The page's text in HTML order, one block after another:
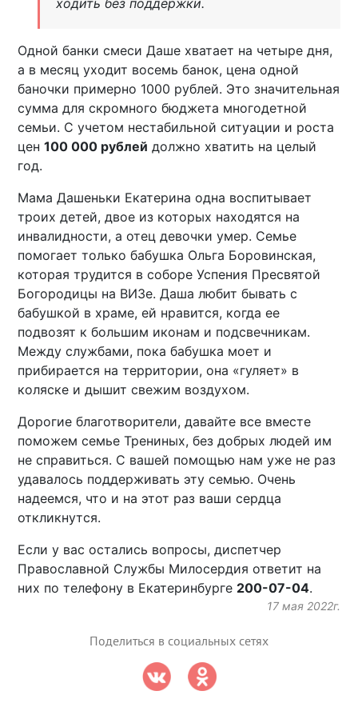
ходить без поддержки.
Одной банки смеси Даше хватает на четыре дня,
а в месяц уходит восемь банок, цена одной
баночки примерно 1000 рублей. Это значительная
сумма для скромного бюджета многодетной
семьи. С учетом нестабильной ситуации и роста
цен100 000 рублей должно хватить на целый
год.
Мама Дашеньки Екатерина одна воспитывает
троих детей, двое из которых находятся на
инвалидности, а отец девочки умер. Семье
помогает только бабушка Ольга Боровинская,
которая трудится в соборе Успения Пресвятой
Богородицы на ВИЗе. Даша любит бывать с
бабушкой в храме, ей нравится, когда ее
подвозят к большим иконам и подсвечникам.
Между службами, пока бабушка моет и
прибирается на территории, она «гуляет» в
коляске и дышит свежим воздухом.
Дорогие благотворители, давайте все вместе
поможем семье Трениных, без добрых людей им
не справиться. С вашей помощью нам уже не раз
удавалось поддерживать эту семью. Очень
надеемся, что и на этот раз ваши сердца
откликнутся.
Если у вас остались вопросы, диспетчер
Православной Службы Милосердия ответит на
них по телефону в Екатеринбурге 200-07-04.
17 мая 2022г.
Поделиться в социальных сетях